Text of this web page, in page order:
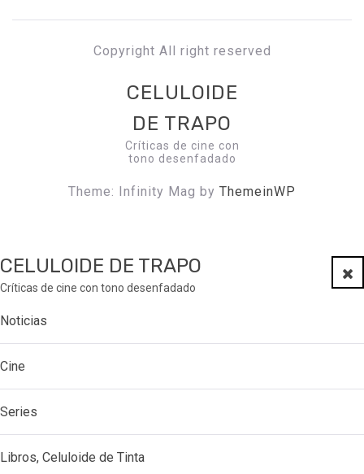
Copyright All right reserved
CELULOIDE
DE TRAPO
Críticas de cine con
tono desenfadado
Theme: Infinity Mag by ThemeinWP
CELULOIDE DE TRAPO
Críticas de cine con tono desenfadado
Noticias
Cine
Series
Libros, Celuloide de Tinta